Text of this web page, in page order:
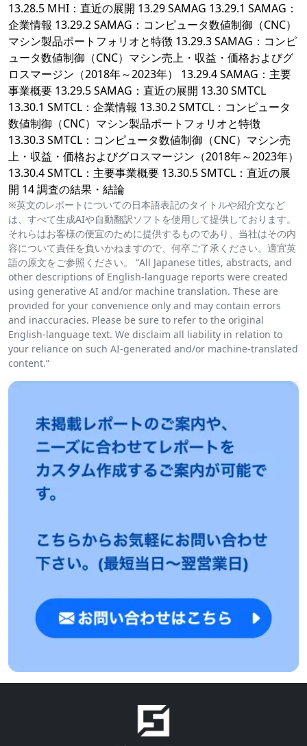
13.28.5 MHI：直近の展開 13.29 SAMAG 13.29.1 SAMAG：
企業情報 13.29.2 SAMAG：コンピュータ数値制御（CNC）
マシン製品ポートフォリオと特徴 13.29.3 SAMAG：コンピ
ュータ数値制御（CNC）マシン売上・収益・価格およびグ
ロスマージン（2018年～2023年） 13.29.4 SAMAG：主要
事業概要 13.29.5 SAMAG：直近の展開 13.30 SMTCL
13.30.1 SMTCL：企業情報 13.30.2 SMTCL：コンピュータ
数値制御（CNC）マシン製品ポートフォリオと特徴
13.30.3 SMTCL：コンピュータ数値制御（CNC）マシン売
上・収益・価格およびグロスマージン（2018年～2023年）
13.30.4 SMTCL：主要事業概要 13.30.5 SMTCL：直近の展
開 14 調査の結果・結論
※英文のレポートについての日本語表記のタイトルや紹介文など
は、すべて生成AIや自動翻訳ソフトを使用して提供しております。
それらはお客様の便宜のために提供するものであり、当社はその内
容について責任を負いかねますので、何卒ご了承ください。適宜英
語の原文をご参照ください。 “All Japanese titles, abstracts, and
other descriptions of English-language reports were created
using generative AI and/or machine translation. These are
provided for your convenience only and may contain errors
and inaccuracies. Please be sure to refer to the original
English-language text. We disclaim all liability in relation to
your reliance on such AI-generated and/or machine-translated
content.”